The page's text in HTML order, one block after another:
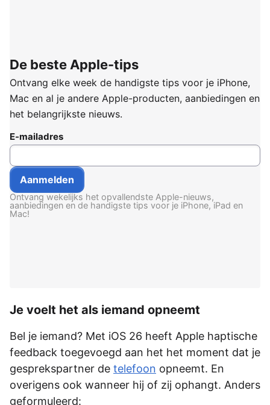
De beste Apple-tips
Ontvang elke week de handigste tips voor je iPhone,
Mac en al je andere Apple-producten, aanbiedingen en
het belangrijkste nieuws.
E-mailadres
Ontvang wekelijks het opvallendste Apple-nieuws,
aanbiedingen en de handigste tips voor je iPhone, iPad en
Mac!
Je voelt het als iemand opneemt
Bel je iemand? Met iOS 26 heeft Apple haptische
feedback toegevoegd aan het het moment dat je
gesprekspartner de telefoon opneemt. En
overigens ook wanneer hij of zij ophangt. Anders
geformuleerd: